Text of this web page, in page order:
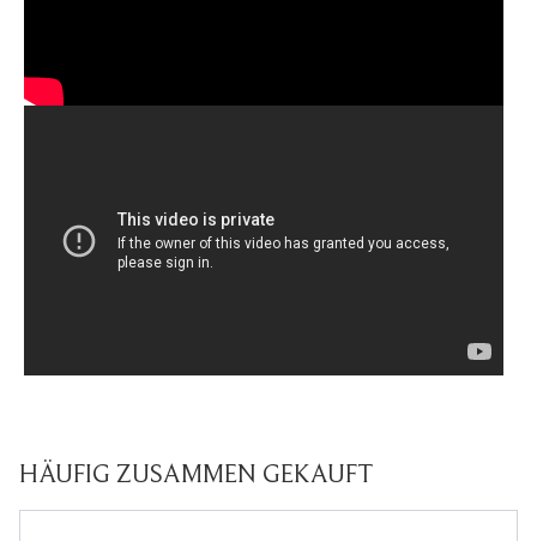
HÄUFIG ZUSAMMEN GEKAUFT